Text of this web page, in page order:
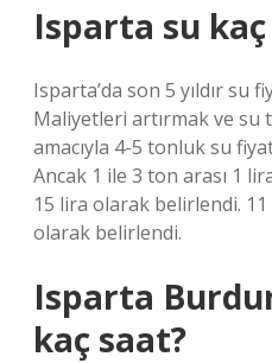
Isparta su kaç
Isparta’da son 5 yıldır su
Maliyetleri artırmak ve su
amacıyla 4-5 tonluk su
Ancak 1 ile 3 ton arası 1
15 lira olarak belirlendi.
olarak belirlendi.
Isparta
kaç saat?